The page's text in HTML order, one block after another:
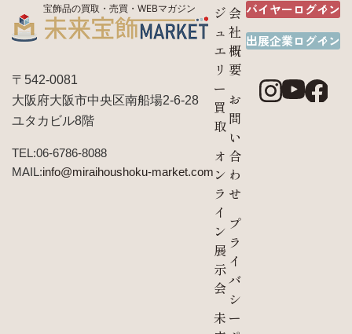
宝飾品の買取・売買・WEBマガジン
〒542-0081
大阪府大阪市中央区南船場2-6-28
ユタカビル8階
TEL:06-6786-8088
MAIL:info@miraihoushoku-market.com
ジ
ュ
エ
リ
ー
買
取
オ
ン
ラ
イ
ン
展
示
会
未
会
社
概
要
お
問
い
合
わ
せ
プ
ラ
イ
バ
シ
ー
バイヤーログイン
出展企業ログイン